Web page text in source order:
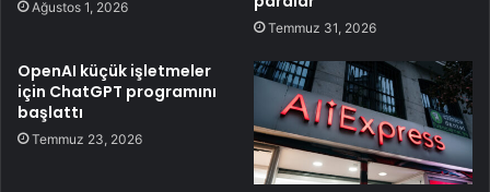
Ağustos 1, 2026
Temmuz 31, 2026
OpenAI küçük işletmeler
için ChatGPT programını
başlattı
Temmuz 23, 2026